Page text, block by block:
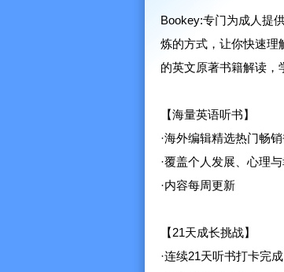
Bookey:专门为成人提
炼的方式，让你快速理
的英文原著书籍解读，
【海量英语听书】
·海外编辑精选热门畅
·覆盖个人发展、心理
·内容每周更新
【21天成长挑战】
·连续21天听书打卡完